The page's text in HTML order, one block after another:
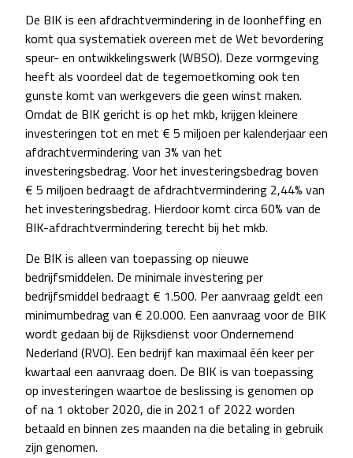
De BIK is een afdrachtvermindering in de loonheffing en
komt qua systematiek overeen met de Wet bevordering
speur- en ontwikkelingswerk (WBSO). Deze vormgeving
heeft als voordeel dat de tegemoetkoming ook ten
gunste komt van werkgevers die geen winst maken.
Omdat de BIK gericht is op het mkb, krijgen kleinere
investeringen tot en met € 5 miljoen per kalenderjaar een
afdrachtvermindering van 3% van het
investeringsbedrag. Voor het investeringsbedrag boven
€ 5 miljoen bedraagt de afdrachtvermindering 2,44% van
het investeringsbedrag. Hierdoor komt circa 60% van de
BIK-afdrachtvermindering terecht bij het mkb.
De BIK is alleen van toepassing op nieuwe
bedrijfsmiddelen. De minimale investering per
bedrijfsmiddel bedraagt € 1.500. Per aanvraag geldt een
minimumbedrag van € 20.000. Een aanvraag voor de BIK
wordt gedaan bij de Rijksdienst voor Ondernemend
Nederland (RVO). Een bedrijf kan maximaal één keer per
kwartaal een aanvraag doen. De BIK is van toepassing
op investeringen waartoe de beslissing is genomen op
of na 1 oktober 2020, die in 2021 of 2022 worden
betaald en binnen zes maanden na die betaling in gebruik
zijn genomen.